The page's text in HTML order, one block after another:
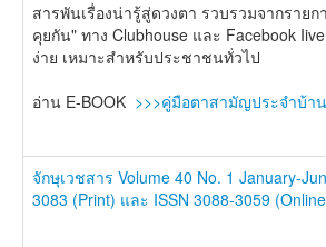
สารพันเรื่องน่ารู้สู่ดวงตา รวบรวมจากราย
คุยกัน" ทาง Clubhouse และ Facebook
ง่าย เหมาะสำหรับประชาชนทั่วไป
อ่าน E-BOOK >>>คู่มือตาสามัญประจำบ้า
จักษุเวชสาร Volume 40 No. 1 January-
3083 (Print) และ ISSN 3088-3059